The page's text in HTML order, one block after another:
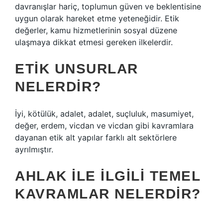
davranışlar hariç, toplumun güven ve beklentisine
uygun olarak hareket etme yeteneğidir. Etik
değerler, kamu hizmetlerinin sosyal düzene
ulaşmaya dikkat etmesi gereken ilkelerdir.
ETIK UNSURLAR
NELERDIR?
İyi, kötülük, adalet, adalet, suçluluk, masumiyet,
değer, erdem, vicdan ve vicdan gibi kavramlara
dayanan etik alt yapılar farklı alt sektörlere
ayrılmıştır.
AHLAK ILE ILGILI TEMEL
KAVRAMLAR NELERDIR?